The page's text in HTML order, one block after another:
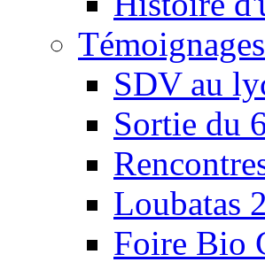
SDV au
Sortie du
Loubatas
Foire Bio